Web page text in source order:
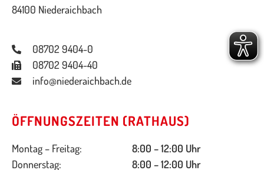
84100 Niederaichbach
08702 9404-0
08702 9404-40
info@niederaichbach.de
ÖFFNUNGSZEITEN (RATHAUS)
Montag – Freitag:
8:00 – 12:00 Uhr
Donnerstag:
8:00 – 12:00 Uhr